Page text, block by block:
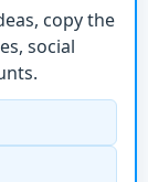
copy the
social